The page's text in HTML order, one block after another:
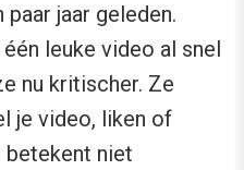
jaar geleden.
leuke video al snel
nu kritischer. Ze
je video, liken of
betekent niet